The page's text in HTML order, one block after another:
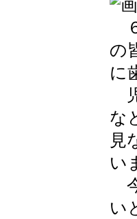
の
に
な
見
い
い